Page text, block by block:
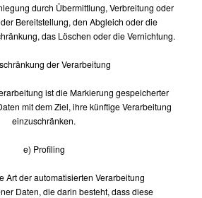
durch Übermittlung, Verbreitung oder
Bereitstellung, den Abgleich oder die
das Löschen oder die Vernichtung.
der Verarbeitung
ist die Markierung gespeicherter
mit dem Ziel, ihre künftige Verarbeitung
einzuschränken.
e) Profiling
Art der automatisierten Verarbeitung
Daten, die darin besteht, dass diese